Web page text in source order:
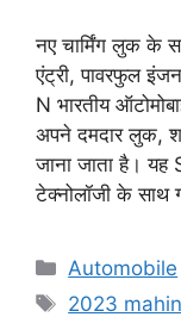
नए चार्मिंग लुक के
एंट्री, पावरफुल
N भारतीय
अपने दमदार लुक,
जाना जाता है। यह
टेक्नोलॉजी के साथ
Categories
Automobile
Tags
2023